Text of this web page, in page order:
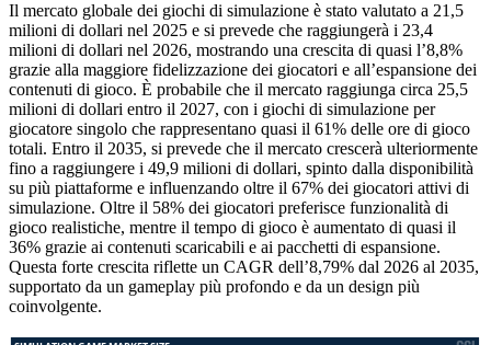
Il mercato globale dei giochi di simulazione è stato valutato a 21,5
milioni di dollari nel 2025 e si prevede che raggiungerà i 23,4
milioni di dollari nel 2026, mostrando una crescita di quasi l’8,8%
grazie alla maggiore fidelizzazione dei giocatori e all’espansione dei
contenuti di gioco. È probabile che il mercato raggiunga circa 25,5
milioni di dollari entro il 2027, con i giochi di simulazione per
giocatore singolo che rappresentano quasi il 61% delle ore di gioco
totali. Entro il 2035, si prevede che il mercato crescerà ulteriormente
fino a raggiungere i 49,9 milioni di dollari, spinto dalla disponibilità
su più piattaforme e influenzando oltre il 67% dei giocatori attivi di
simulazione. Oltre il 58% dei giocatori preferisce funzionalità di
gioco realistiche, mentre il tempo di gioco è aumentato di quasi il
36% grazie ai contenuti scaricabili e ai pacchetti di espansione.
Questa forte crescita riflette un CAGR dell’8,79% dal 2026 al 2035,
supportato da un gameplay più profondo e da un design più
coinvolgente.